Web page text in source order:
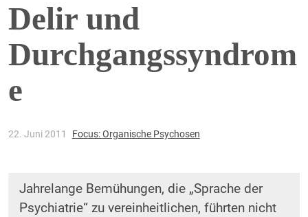
Delir und
Durchgangssyndrom
e
22. Juni 2011 Focus: Organische Psychosen
Jahrelange Bemühungen, die „Sprache der
Psychiatrie“ zu vereinheitlichen, führten nicht